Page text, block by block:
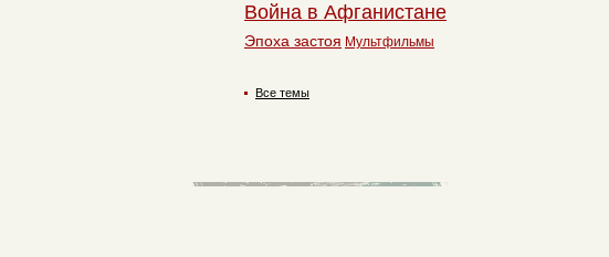
Война в Афганистане
Эпоха застоя Мультфильмы
Все темы